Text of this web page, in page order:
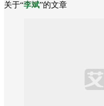
关于“李斌”的文章